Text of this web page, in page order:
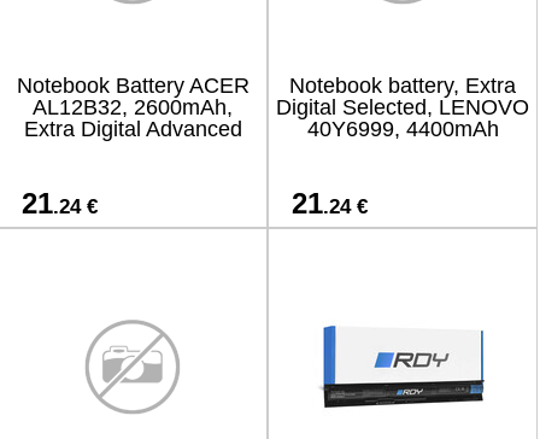
Notebook Battery ACER
AL12B32, 2600mAh,
Extra Digital Advanced
21.24 €
Notebook battery, Extra
Digital Selected, LENOVO
40Y6999, 4400mAh
21.24 €